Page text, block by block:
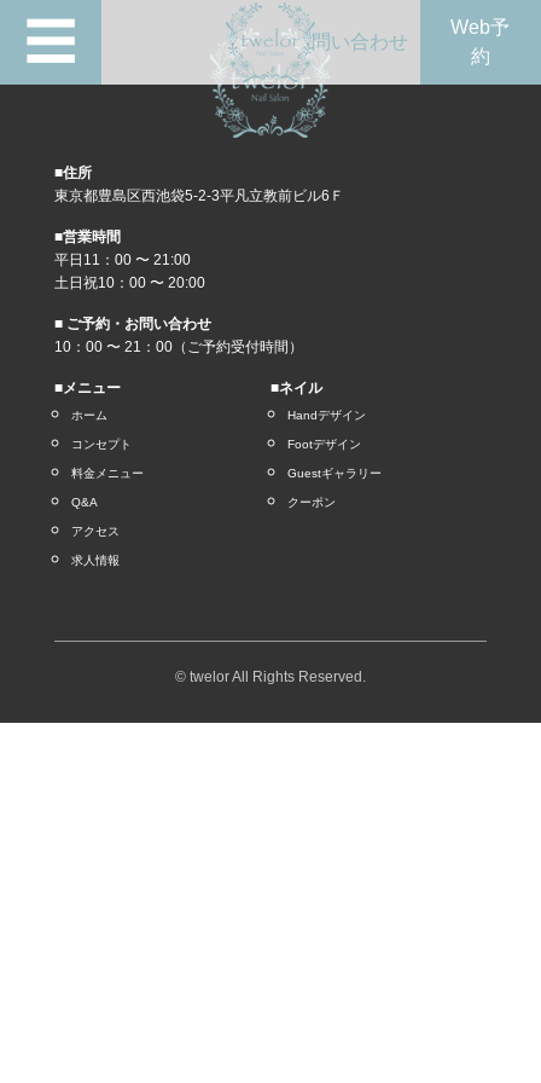
☰ 問い合わせ
Web予
約
■住所
東京都豊島区西池袋5-2-3平凡立教前ビル6Ｆ
■営業時間
平日11：00 〜 21:00
土日祝10：00 〜 20:00
■ ご予約・お問い合わせ
10：00 〜 21：00（ご予約受付時間）
■メニュー
ホーム
コンセプト
料金メニュー
Q&A
アクセス
求人情報
■ネイル
Handデザイン
Footデザイン
Guestギャラリー
クーポン
© twelor All Rights Reserved.